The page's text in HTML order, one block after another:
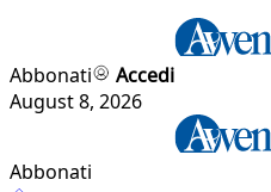
Abbonati
Accedi
August 8, 2026
Abbonati